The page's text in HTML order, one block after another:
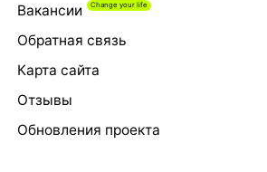
Вакансии
Обратная связь
Карта сайта
Отзывы
Обновления проекта